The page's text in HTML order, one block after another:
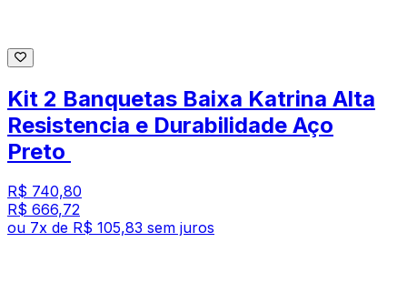
Kit 2 Banquetas Baixa Katrina Alta
Resistencia e Durabilidade Aço
Preto
R$ 740,80
R$ 666,72
ou 7x de R$ 105,83 sem juros